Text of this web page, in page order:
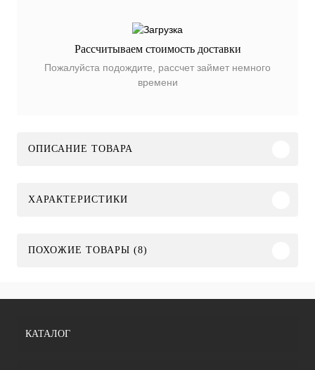
Рассчитываем стоимость доставки
Пожалуйста подождите, рассчет займет немного
времени
ОПИСАНИЕ ТОВАРА
ХАРАКТЕРИСТИКИ
ПОХОЖИЕ ТОВАРЫ (8)
КАТАЛОГ